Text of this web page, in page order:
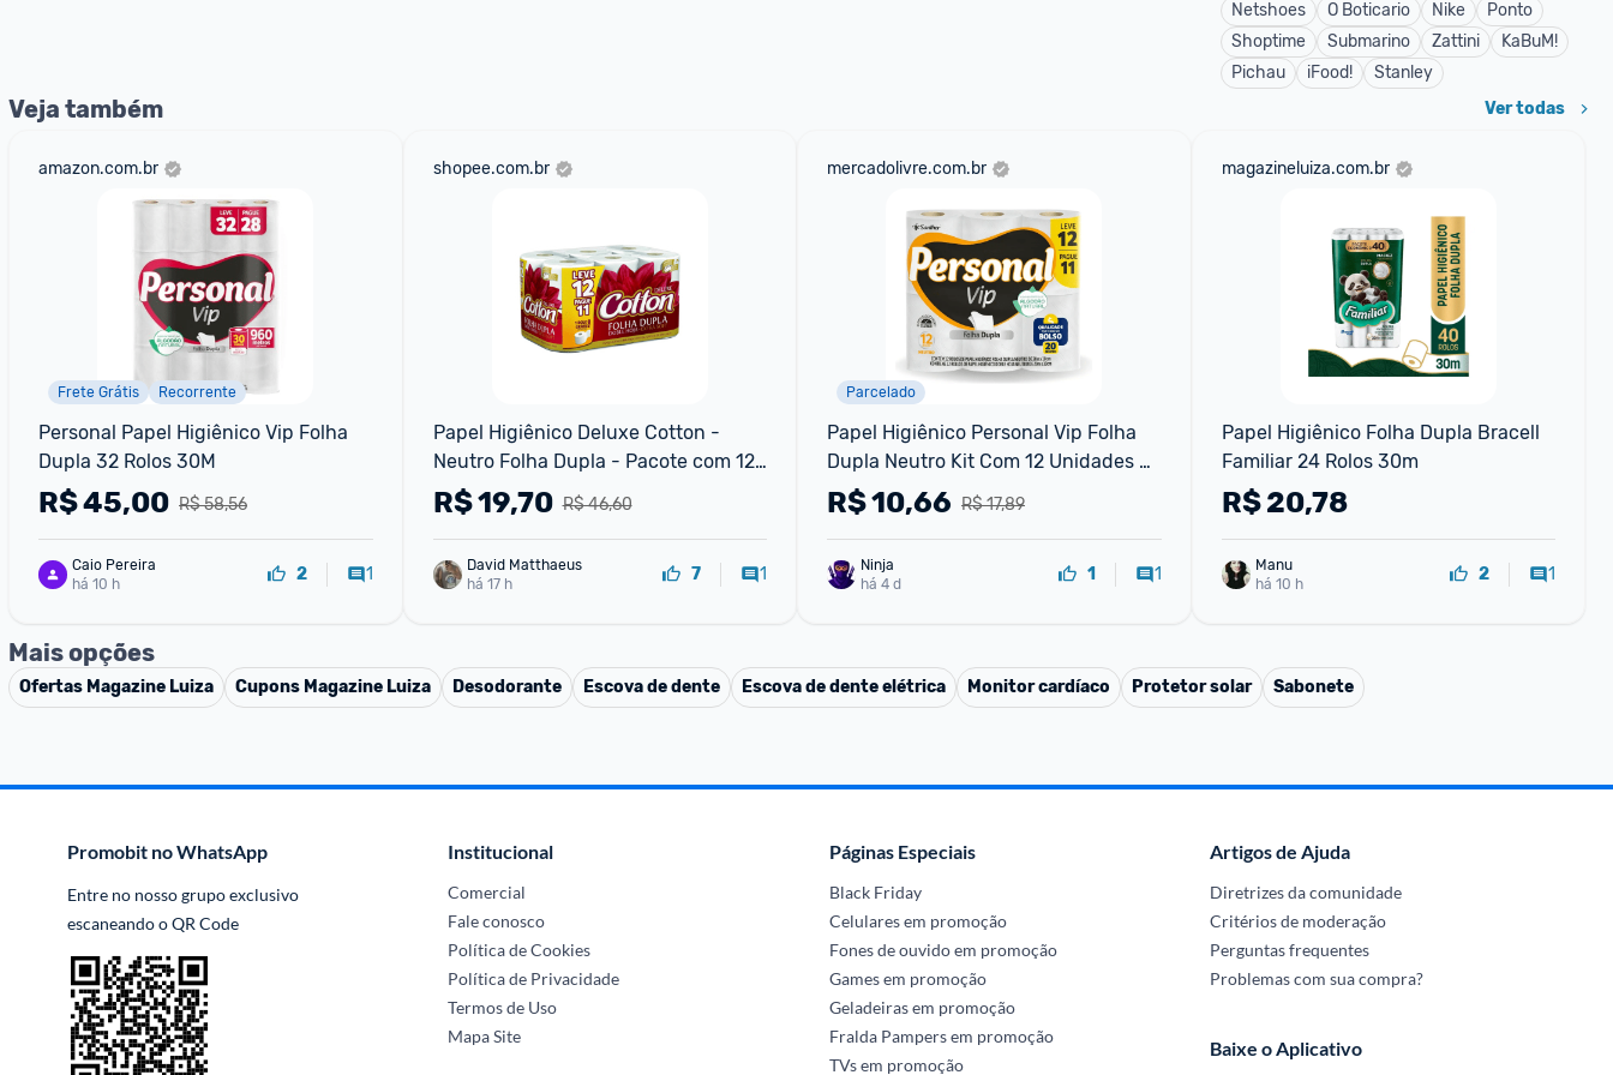
Netshoes
O Boticario Nike
Ponto
Shoptime
Submarino Zattini
KaBuM!
Pichau
iFood! Stanley
Veja também Ver todas
amazon.com.br
Frete Grátis Recorrente
Personal Papel Higiênico Vip Folha
Dupla 32 Rolos 30M
R$ 58,56
R$45,00
Caio Pereira
há 10 h
2 1
shopee.com.br
Papel Higiênico Deluxe Cotton -
Neutro Folha Dupla - Pacote com 12
rolos
R$ 46,60
R$19,70
David Matthaeus
há 17 h
7 1
mercadolivre.com.br
Parcelado
Papel Higiênico Personal Vip Folha
Dupla Neutro Kit Com 12 Unidades
Super Macio
R$ 17,89
R$10,66
há 4 d
1 1
magazineluiza.com.br
Papel Higiênico Folha Dupla Bracell
Familiar 24 Rolos 30m
R$20,78
Manu
há 10 h
2 1
Mais opções
Ofertas Magazine Luiza Cupons Magazine Luiza Desodorante Escova de dente Escova de dente elétrica Monitor cardíaco Protetor solar Sabonete
Promobit no WhatsApp
Entre no nosso grupo exclusivo
escaneando o QR Code
Institucional
Comercial
Fale conosco
Política de Cookies
Política de Privacidade
Termos de Uso
Mapa Site
Páginas Especiais
Black Friday
Celulares em promoção
Fones de ouvido em promoção
Games em promoção
Geladeiras em promoção
Fralda Pampers em promoção
TVs em promoção
Artigos de Ajuda
Diretrizes da comunidade
Critérios de moderação
Perguntas frequentes
Problemas com sua compra?
Baixe o Aplicativo